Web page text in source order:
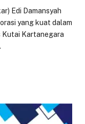
Edi Damansyah
yang kuat dalam
Kutai Kartanegara